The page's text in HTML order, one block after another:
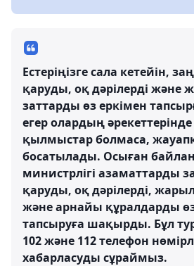
Естеріңізге сала кетейін,
қаруды, оқ дәрілерді және
заттарды өз еркімен
егер олардың әрекеттерінде
қылмыстар болмаса,
босатылады. Осыған
министрлігі азаматтарды
қаруды, оқ дәрілерді,
және арнайы құралдарды
тапсыруға шақырды. Бұл
102 және 112 телефон
хабарласуды сұраймыз.